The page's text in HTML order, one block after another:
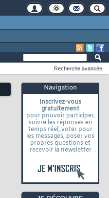
Navigation
Inscrivez-vous
gratuitement
pour pouvoir participer,
suivre les réponses en
temps réel, voter pour
les messages, poser vos
propres questions et
recevoir la newsletter
Recherche avancée